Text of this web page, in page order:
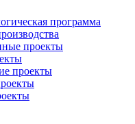
программа
проекты
проекты